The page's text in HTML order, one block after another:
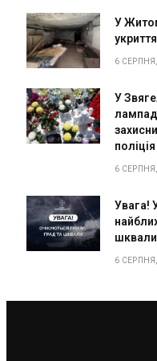
У
6
У
6
Увага!
6